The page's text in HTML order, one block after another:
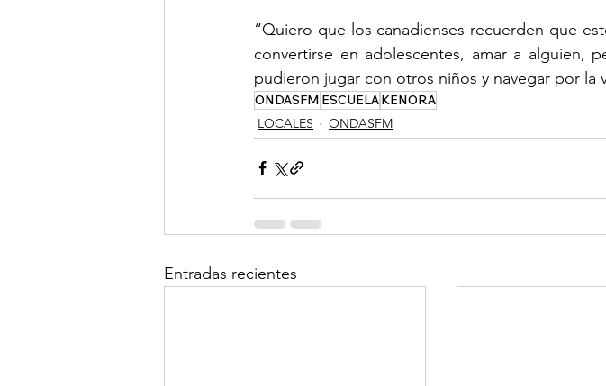
“Quiero que los canadienses recuerden que
convertirse en adolescentes, amar a alguien,
pudieron jugar con otros niños y navegar por la
ONDASFM ESCUELAKENORA
LOCALES
ONDASFM
Entradas recientes